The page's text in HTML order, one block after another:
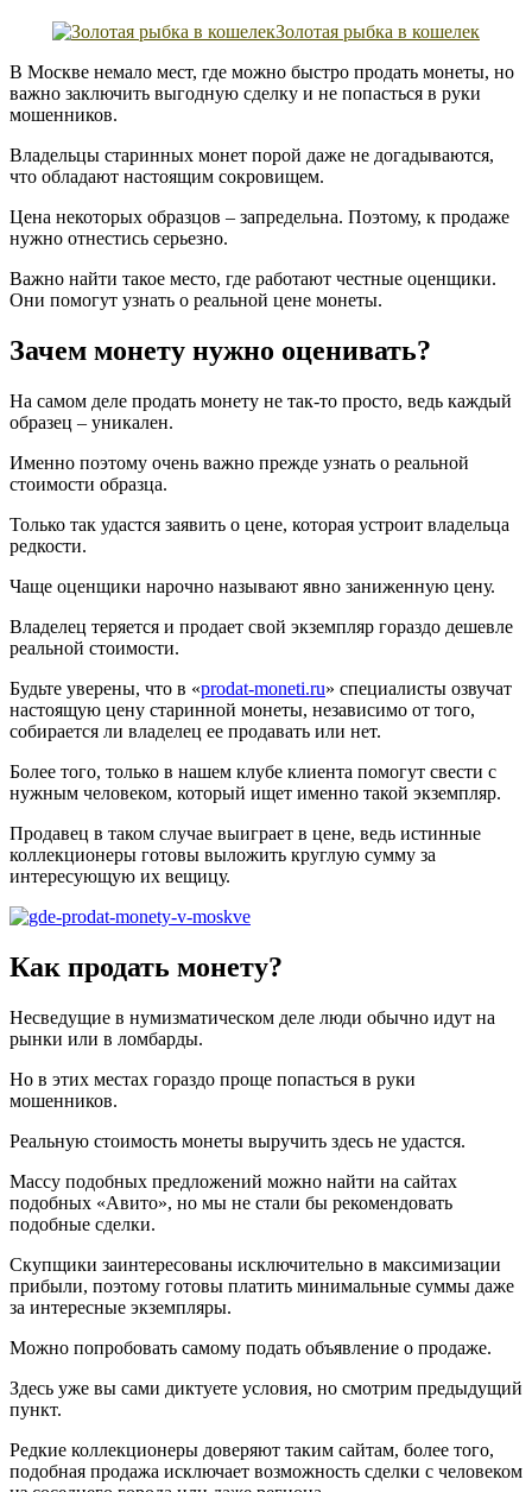
Золотая рыбка в кошелек
В Москве немало мест, где можно быстро продать монеты, но
важно заключить выгодную сделку и не попасться в руки
мошенников.
Владельцы старинных монет порой даже не догадываются,
что обладают настоящим сокровищем.
Цена некоторых образцов – запредельна. Поэтому, к продаже
нужно отнестись серьезно.
Важно найти такое место, где работают честные оценщики.
Они помогут узнать о реальной цене монеты.
Зачем монету нужно оценивать?
На самом деле продать монету не так-то просто, ведь каждый
образец – уникален.
Именно поэтому очень важно прежде узнать о реальной
стоимости образца.
Только так удастся заявить о цене, которая устроит владельца
редкости.
Чаще оценщики нарочно называют явно заниженную цену.
Владелец теряется и продает свой экземпляр гораздо дешевле
реальной стоимости.
Будьте уверены, что в «prodat-moneti.ru» специалисты озвучат
настоящую цену старинной монеты, независимо от того,
собирается ли владелец ее продавать или нет.
Более того, только в нашем клубе клиента помогут свести с
нужным человеком, который ищет именно такой экземпляр.
Продавец в таком случае выиграет в цене, ведь истинные
коллекционеры готовы выложить круглую сумму за
интересующую их вещицу.
Как продать монету?
Несведущие в нумизматическом деле люди обычно идут на
рынки или в ломбарды.
Но в этих местах гораздо проще попасться в руки
мошенников.
Реальную стоимость монеты выручить здесь не удастся.
Массу подобных предложений можно найти на сайтах
подобных «Авито», но мы не стали бы рекомендовать
подобные сделки.
Скупщики заинтересованы исключительно в максимизации
прибыли, поэтому готовы платить минимальные суммы даже
за интересные экземпляры.
Можно попробовать самому подать объявление о продаже.
Здесь уже вы сами диктуете условия, но смотрим предыдущий
пункт.
Редкие коллекционеры доверяют таким сайтам, более того,
подобная продажа исключает возможность сделки с человеком